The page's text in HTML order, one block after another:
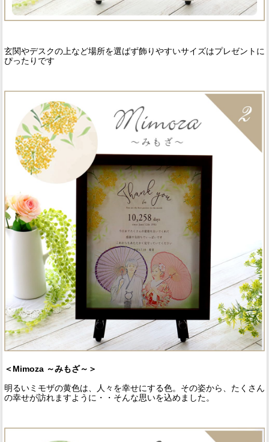
玄関やデスクの上など場所を選ばず飾りやすいサイズはプレゼントに
ぴったりです
＜Mimoza ～みもざ～＞
明るいミモザの黄色は、人々を幸せにする色。その姿から、たくさん
の幸せが訪れますように・・そんな思いを込めました。